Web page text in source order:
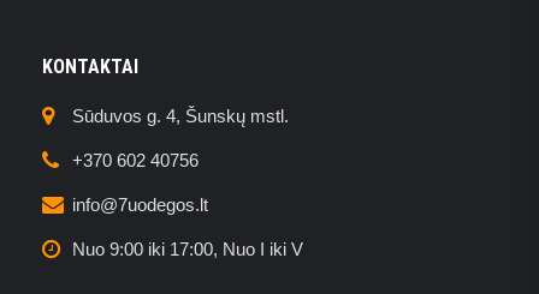
KONTAKTAI
Sūduvos g. 4, Šunskų mstl.
+370 602 40756
info@7uodegos.lt
Nuo 9:00 iki 17:00, Nuo I iki V